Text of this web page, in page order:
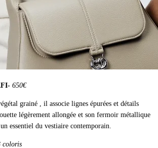
650€
grainé , il associe lignes épurées et détails
légèrement allongée et son fermoir métallique
essentiel du vestiaire contemporain.
coloris